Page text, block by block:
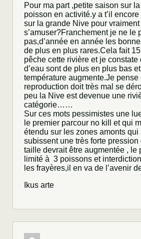
Pour ma part ,petite saison sur
poisson en activité.y a t’il
sur la grande Nive pour
s’amuser?Franchement je ne le
pas,d’année en année les
de plus en plus rares.Cela fait
pêche cette rivière et je
d’eau sont de plus en plus bas
température augmente.Je pense
reproduction doit très mal se
peu la Nive est devenue une
catégorie……
Sur ces mots pessimistes une
le premier parcour no kill et qui
étendu sur les zones amonts qui
subissent une très forte pression
taille devrait être augmentée , le
limité à 3 poissons et
les frayères,il en va de l’avenir
Ikus arte